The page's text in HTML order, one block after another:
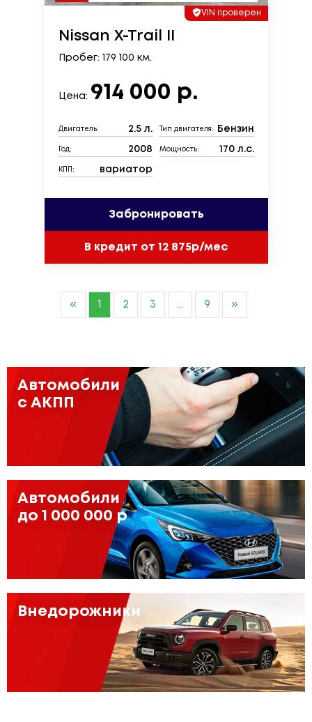
VIN проверен
Nissan X-Trail II
Пробег: 179 100 км.
Цена: 914 000 р.
Двигатель: 2.5 л. Тип двигателя: Бензин
Год: 2008 Мощность: 170 л.с.
КПП: вариатор
Забронировать
В кредит от 12 875р/мес
« 1 2 3 ... 9 »
Автомобили
с АКПП
Автомобили
до 1 000 000 р
Внедорожники